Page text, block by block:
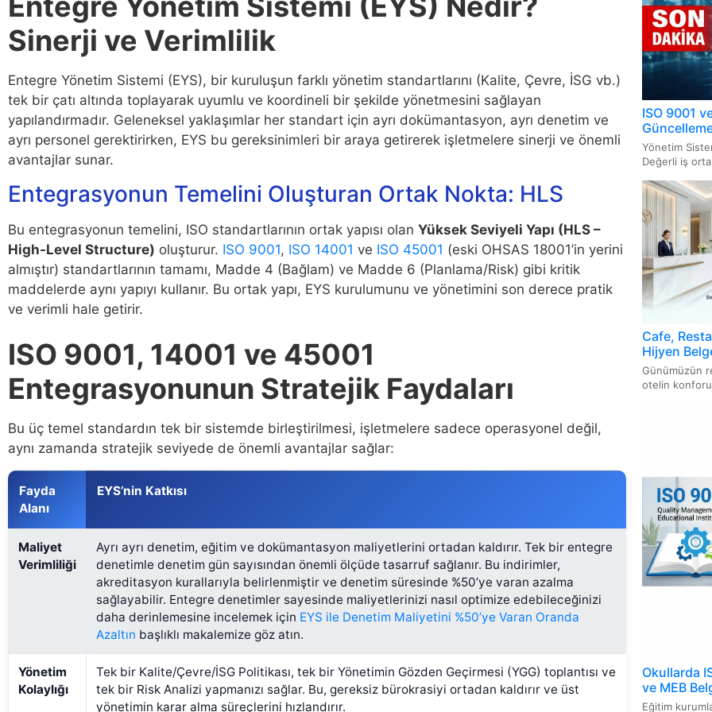
Sinerji ve Verimlilik
Entegre Yönetim Sistemi (EYS), bir kuruluşun farklı yönetim standartlarını (Kalite, Çevre, İSG vb.)
tek bir çatı altında toplayarak uyumlu ve koordineli bir şekilde yönetmesini sağlayan
yapılandırmadır. Geleneksel yaklaşımlar her standart için ayrı dokümantasyon, ayrı denetim ve
ayrı personel gerektirirken, EYS bu gereksinimleri bir araya getirerek işletmelere sinerji ve önemli
avantajlar sunar.
Entegrasyonun Temelini Oluşturan Ortak Nokta: HLS
Bu entegrasyonun temelini, ISO standartlarının ortak yapısı olan Yüksek Seviyeli Yapı (HLS –
High-Level Structure) oluşturur. ISO 9001, ISO 14001 ve ISO 45001 (eski OHSAS 18001’in yerini
almıştır) standartlarının tamamı, Madde 4 (Bağlam) ve Madde 6 (Planlama/Risk) gibi kritik
maddelerde aynı yapıyı kullanır. Bu ortak yapı, EYS kurulumunu ve yönetimini son derece pratik
ve verimli hale getirir.
ISO 9001, 14001 ve 45001
Entegrasyonunun Stratejik Faydaları
Bu üç temel standardın tek bir sistemde birleştirilmesi, işletmelere sadece operasyonel değil,
aynı zamanda stratejik seviyede de önemli avantajlar sağlar:
Fayda
Alanı
EYS’nin Katkısı
Maliyet
Verimliliği
Ayrı ayrı denetim, eğitim ve dokümantasyon maliyetlerini ortadan kaldırır. Tek bir entegre
denetimle denetim gün sayısından önemli ölçüde tasarruf sağlanır. Bu indirimler,
akreditasyon kurallarıyla belirlenmiştir ve denetim süresinde %50’ye varan azalma
sağlayabilir. Entegre denetimler sayesinde maliyetlerinizi nasıl optimize edebileceğinizi
daha derinlemesine incelemek için EYS ile Denetim Maliyetini %50’ye Varan Oranda
Azaltın başlıklı makalemize göz atın.
Yönetim
Kolaylığı
Tek bir Kalite/Çevre/İSG Politikası, tek bir Yönetimin Gözden Geçirmesi (YGG) toplantısı ve
tek bir Risk Analizi yapmanızı sağlar. Bu, gereksiz bürokrasiyi ortadan kaldırır ve üst
yönetimin karar alma süreçlerini hızlandırır.
ISO
Sistemi
ISO
ISO/
ISO
ISO
ISO
ISO
ISO
ISO
ISO
ISO/
GHP
GAP
AQAP
FCC
CPSC
İyi
Tıbbi
Yapı
Gaz
Helal
FSSC
BRC
IFS
İyi
(Non-
ISO 9001
Yönetim
Değerli iş
Cafe,
Hijyen
Günümüzün
otelin
Okullarda
ve MEB
Eğitim